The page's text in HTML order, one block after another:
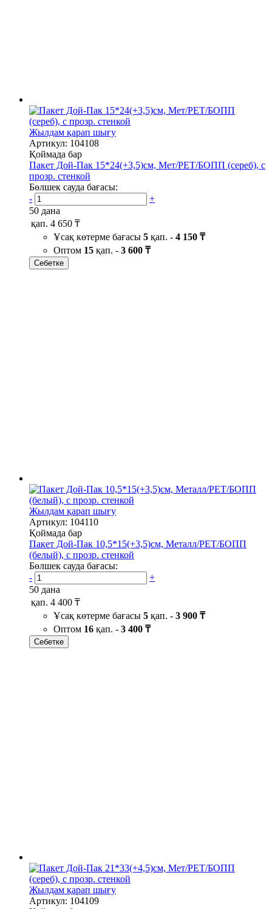
Жылдам қарап шығу
Артикул: 104108
Қоймада бар
Пакет Дой-Пак 15*24(+3,5)см, Мет/PET/БОПП (сереб), с
прозр. стенкой
Бөлшек сауда бағасы:
-
+
50 дана
қап. 4 650 ₸
Ұсақ көтерме бағасы 5 қап. - 4 150 ₸
Оптом 15 қап. - 3 600 ₸
Себетке
Жылдам қарап шығу
Артикул: 104110
Қоймада бар
Пакет Дой-Пак 10,5*15(+3,5)см, Металл/PET/БОПП
(белый), с прозр. стенкой
Бөлшек сауда бағасы:
-
+
50 дана
қап. 4 400 ₸
Ұсақ көтерме бағасы 5 қап. - 3 900 ₸
Оптом 16 қап. - 3 400 ₸
Себетке
Жылдам қарап шығу
Артикул: 104109